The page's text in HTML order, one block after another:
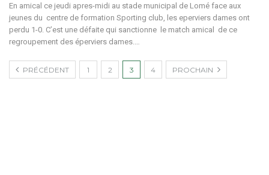
En amical ce jeudi apres-midi au stade municipal de Lomé face aux
jeunes du centre de formation Sporting club, les eperviers dames ont
perdu 1-0. C’est une défaite qui sanctionne le match amical de ce
regroupement des éperviers dames.…
PRÉCÉDENT 1 2 3 4 PROCHAIN